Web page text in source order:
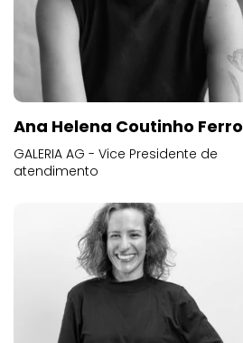
Ana Helena Coutinho Ferro
GALERIA AG - Vice Presidente de
atendimento